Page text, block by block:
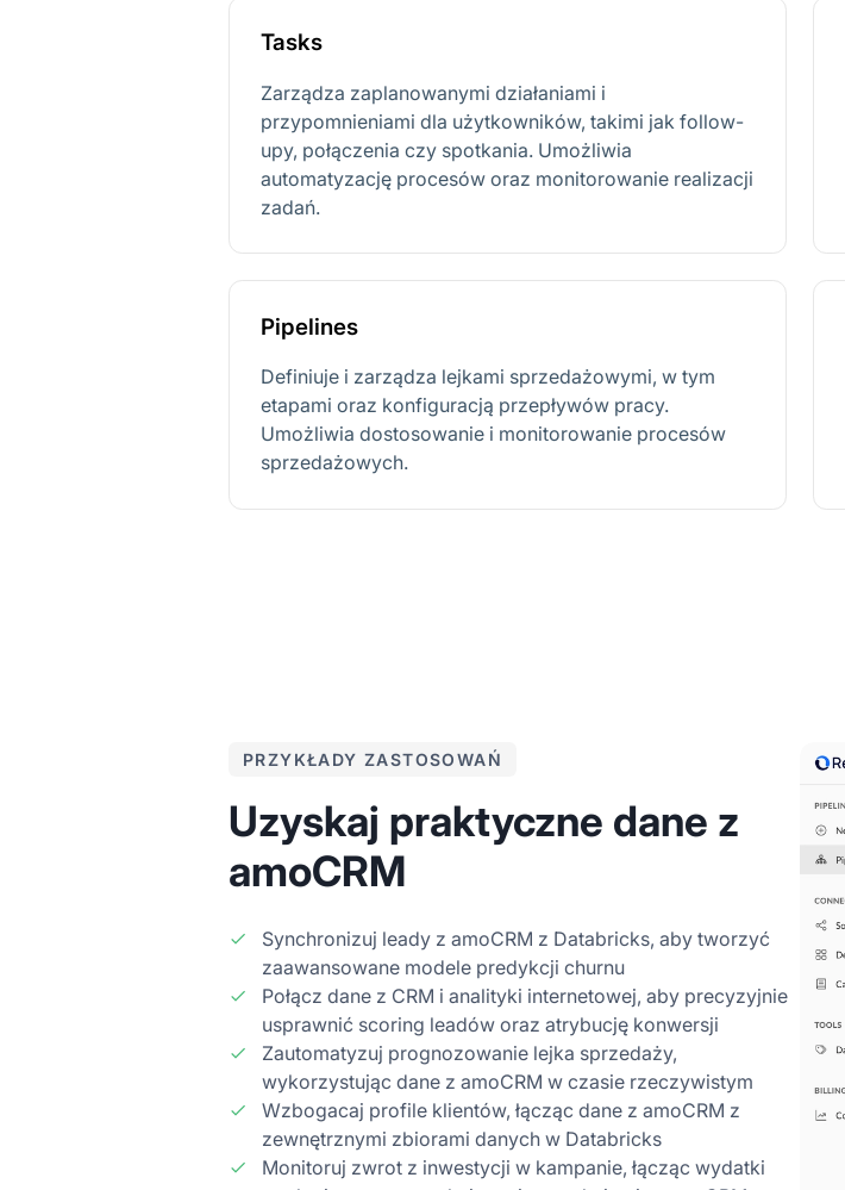
Tasks
Zarządza zaplanowanymi działaniami i
przypomnieniami dla użytkowników, takimi jak follow-
upy, połączenia czy spotkania. Umożliwia
automatyzację procesów oraz monitorowanie realizacji
zadań.
Pipelines
Definiuje i zarządza lejkami sprzedażowymi, w tym
etapami oraz konfiguracją przepływów pracy.
Umożliwia dostosowanie i monitorowanie procesów
sprzedażowych.
PRZYKŁADY ZASTOSOWAŃ
Uzyskaj praktyczne dane z
amoCRM
Synchronizuj leady z amoCRM z Databricks, aby tworzyć
zaawansowane modele predykcji churnu
Połącz dane z CRM i analityki internetowej, aby precyzyjnie
usprawnić scoring leadów oraz atrybucję konwersji
Zautomatyzuj prognozowanie lejka sprzedaży,
wykorzystując dane z amoCRM w czasie rzeczywistym
Wzbogacaj profile klientów, łącząc dane z amoCRM z
zewnętrznymi zbiorami danych w Databricks
Monitoruj zwrot z inwestycji w kampanie, łącząc wydatki